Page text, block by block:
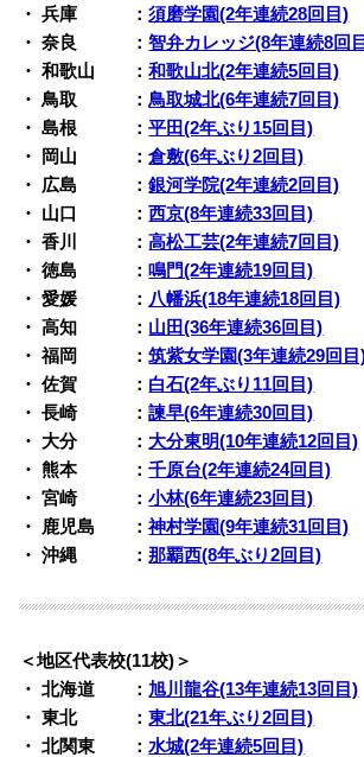
・ 兵庫 ：須磨学園(2年連続28回目)
・ 奈良 ：智弁カレッジ(8年連続8回
・ 和歌山 ：和歌山北(2年連続5回目)
・ 鳥取 ：鳥取城北(6年連続7回目)
・ 島根 ：平田(2年ぶり15回目)
・ 岡山 ：倉敷(6年ぶり2回目)
・ 広島 ：銀河学院(2年連続2回目)
・ 山口 ：西京(8年連続33回目)
・ 香川 ：高松工芸(2年連続7回目)
・ 徳島 ：鳴門(2年連続19回目)
・ 愛媛 ： 八幡浜(18年連続18回目)
・ 高知 ： 山田(36年連続36回目)
・ 福岡 ：筑紫女学園(3年連続29回目
・ 佐賀 ： 白石(2年ぶり11回目)
・ 長崎 ：諫早(6年連続30回目)
・ 大分 ： 大分東明(10年連続12回目)
・ 熊本 ：千原台(2年連続24回目)
・ 宮崎 ：小林(6年連続23回目)
・ 鹿児島 ：神村学園(9年連続31回目)
・ 沖縄 ：那覇西(8年ぶり2回目)
＜地区代表校(11校)＞
・ 北海道 ：旭川龍谷(13年連続13回目)
・ 東北 ：東北(21年ぶり2回目)
・ 北関東 ：水城(2年連続5回目)